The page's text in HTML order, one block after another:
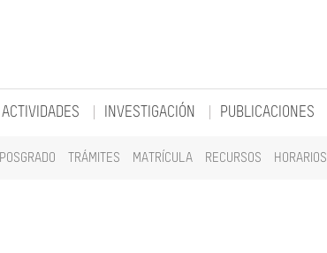
POSGRADO TRÁMITES MATRÍCULA RECURSOS HORARIOS
ACTIVIDADES INVESTIGACIÓN PUBLICACIONES